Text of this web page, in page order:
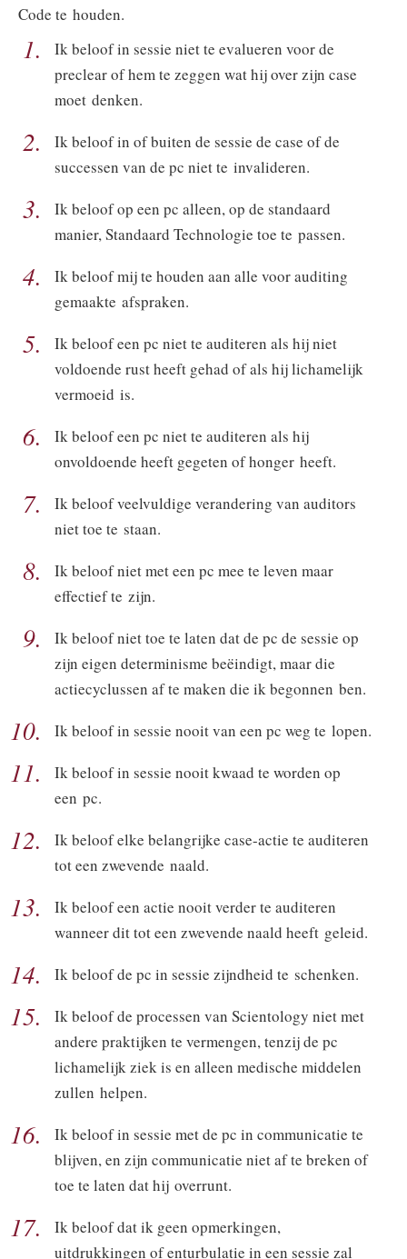
Code te houden.
1.
Ik beloof in sessie niet te evalueren voor de
preclear of hem te zeggen wat hij over zijn case
moet denken.
2.
Ik beloof in of buiten de sessie de case of de
successen van de pc niet te invalideren.
3.
Ik beloof op een pc alleen, op de standaard
manier, Standaard Technologie toe te passen.
4.
Ik beloof mij te houden aan alle voor auditing
gemaakte afspraken.
5.
Ik beloof een pc niet te auditeren als hij niet
voldoende rust heeft gehad of als hij lichamelijk
vermoeid is.
6.
Ik beloof een pc niet te auditeren als hij
onvoldoende heeft gegeten of honger heeft.
7.
Ik beloof veelvuldige verandering van auditors
niet toe te staan.
8.
Ik beloof niet met een pc mee te leven maar
effectief te zijn.
9.
Ik beloof niet toe te laten dat de pc de sessie op
zijn eigen determinisme beëindigt, maar die
actiecyclussen af te maken die ik begonnen ben.
10. Ik beloof in sessie nooit van een pc weg te lopen.
11.
Ik beloof in sessie nooit kwaad te worden op
een pc.
12.
Ik beloof elke belangrijke case-actie te auditeren
tot een zwevende naald.
13.
Ik beloof een actie nooit verder te auditeren
wanneer dit tot een zwevende naald heeft geleid.
14. Ik beloof de pc in sessie zijndheid te schenken.
15.
Ik beloof de processen van Scientology niet met
andere praktijken te vermengen, tenzij de pc
lichamelijk ziek is en alleen medische middelen
zullen helpen.
16.
Ik beloof in sessie met de pc in communicatie te
blijven, en zijn communicatie niet af te breken of
toe te laten dat hij overrunt.
17.
Ik beloof dat ik geen opmerkingen,
uitdrukkingen of enturbulatie in een sessie zal